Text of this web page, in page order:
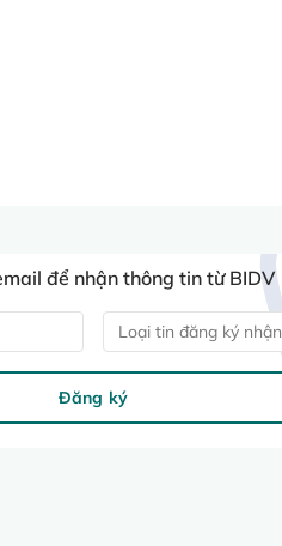
để nhận thông tin từ BIDV
Loại tin đăng ký nhận
Đăng ký